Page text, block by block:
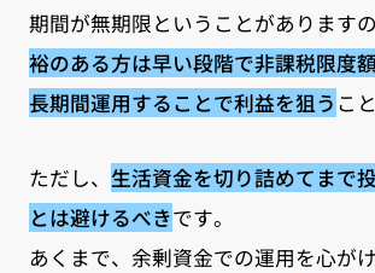
期間が無期限ということがありますの
裕のある方は早い段階で非課税限度
長期間運用することで利益を狙う こ
ただし、 生活資金を切り詰めてまで
とは避けるべきです。
あくまで、余剰資金での運用を心がけ